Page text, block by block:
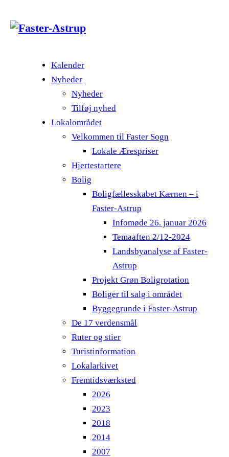
Kalender
Nyheder
Nyheder
Tilføj nyhed
Lokalområdet
Velkommen til Faster Sogn
Lokale Ærespriser
Hjertestartere
Bolig
Boligfællesskabet Kærnen – i
Faster-Astrup
Infomøde 26. januar 2026
Temaaften 2/12-2024
Landsbyanalyse af Faster-
Astrup
Projekt Grøn Boligrotation
Boliger til salg i området
Byggegrunde i Faster-Astrup
De 17 verdensmål
Ruter og stier
Turistinformation
Lokalarkivet
Fremtidsværksted
2026
2023
2018
2014
2007